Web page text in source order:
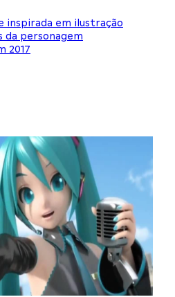
inspirada em ilustração
da personagem
2017